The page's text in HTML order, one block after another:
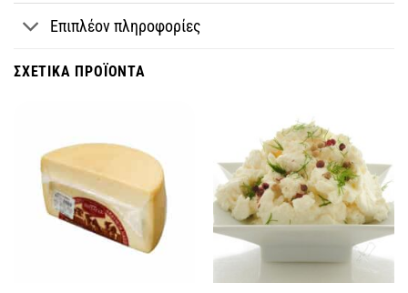
Επιπλέον πληροφορίες
ΣΧΕΤΙΚΆ ΠΡΟΪΌΝΤΑ